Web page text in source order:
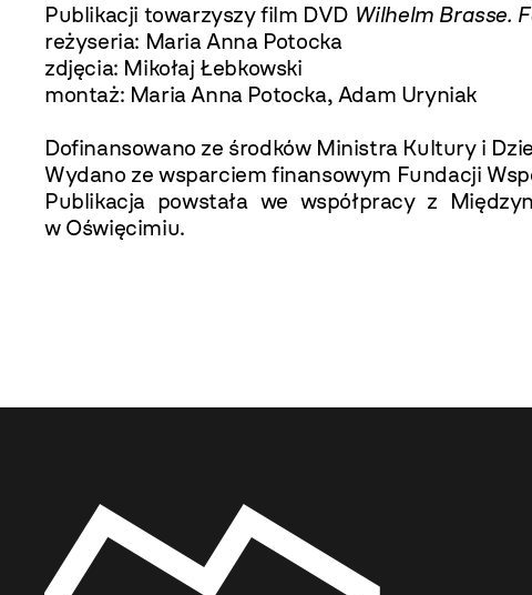
Publikacji towarzyszy film DVD Wilhelm Brasse.
reżyseria: Maria Anna Potocka
zdjęcia: Mikołaj Łebkowski
montaż: Maria Anna Potocka, Adam Uryniak
Dofinansowano ze środków Ministra Kultury i
Wydano ze wsparciem finansowym Fundacji
Publikacja powstała we współpracy z
w Oświęcimiu.